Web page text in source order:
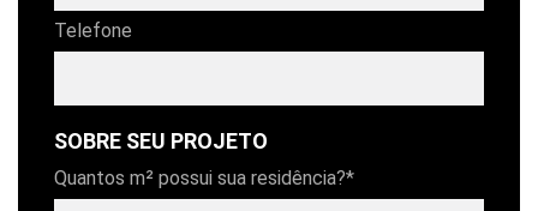
Telefone
SOBRE SEU PROJETO
Quantos m² possui sua residência?*